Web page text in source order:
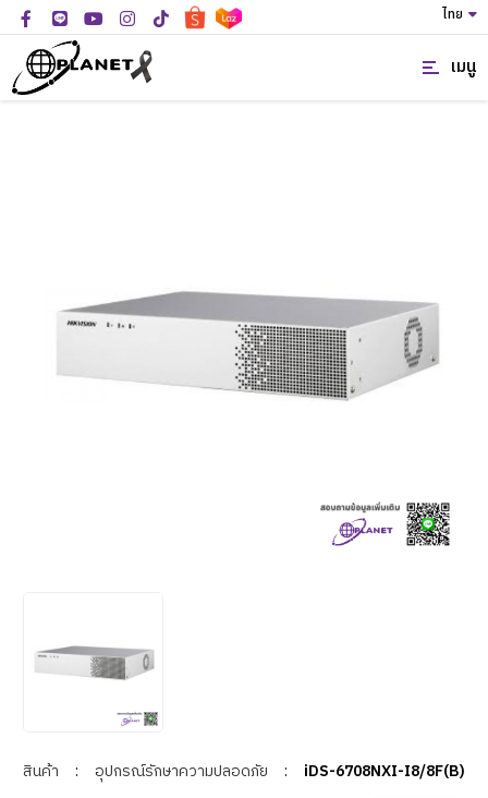
ไทย
เมนู
สินค้า : อุปกรณ์รักษาความปลอดภัย :
iDS-6708NXI-I8/8F(B)